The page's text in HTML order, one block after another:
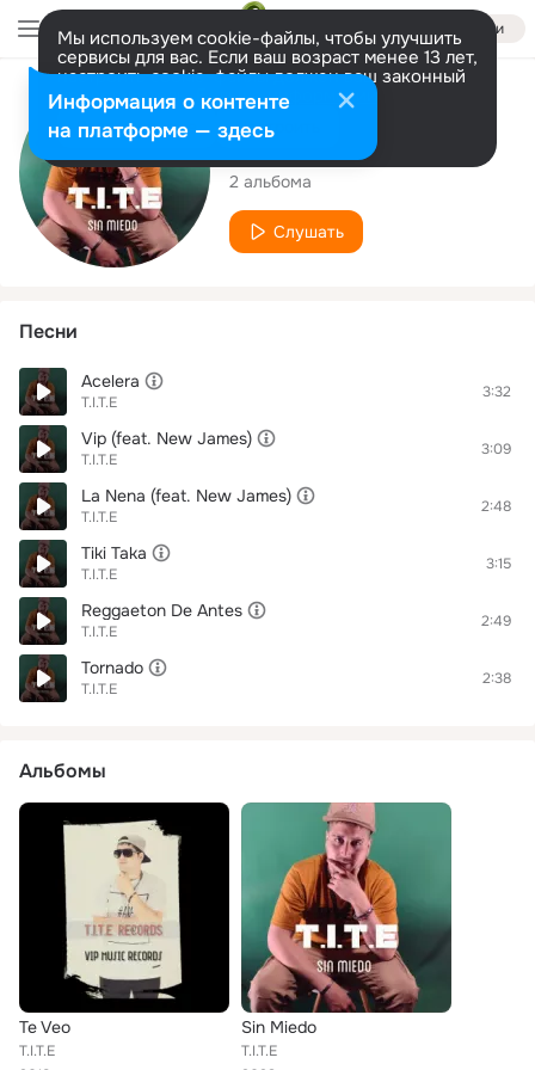
Войти
Мы используем cookie-файлы, чтобы улучшить
сервисы для вас. Если ваш возраст менее 13 лет,
настроить cookie-файлы должен ваш законный
представитель. Больше информации
Разрешить все Настроить
Исполнитель
T.I.T.E
2 альбома
Слушать
Песни
Acelera
T.I.T.E
3:32
Vip (feat. New James)
T.I.T.E
3:09
La Nena (feat. New James)
T.I.T.E
2:48
Tiki Taka
T.I.T.E
3:15
Reggaeton De Antes
T.I.T.E
2:49
Tornado
T.I.T.E
2:38
Альбомы
Te Veo
T.I.T.E
Sin Miedo
T.I.T.E
Информация о контенте
на платформе — здесь